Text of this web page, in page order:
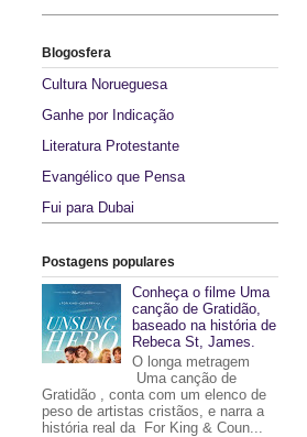
Blogosfera
Cultura Norueguesa
Ganhe por Indicação
Literatura Protestante
Evangélico que Pensa
Fui para Dubai
Postagens populares
Conheça o filme Uma
canção de Gratidão,
baseado na história de
Rebeca St, James.
O longa metragem
Uma canção de
Gratidão , conta com um elenco de
peso de artistas cristãos, e narra a
história real da For King & Coun...